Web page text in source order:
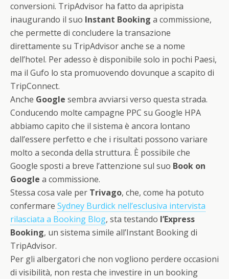
conversioni. TripAdvisor ha fatto da apripista
inaugurando il suo Instant Booking a commissione,
che permette di concludere la transazione
direttamente su TripAdvisor anche se a nome
dell’hotel. Per adesso è disponibile solo in pochi Paesi,
ma il Gufo lo sta promuovendo dovunque a scapito di
TripConnect.
Anche Google sembra avviarsi verso questa strada.
Conducendo molte campagne PPC su Google HPA
abbiamo capito che il sistema è ancora lontano
dall’essere perfetto e che i risultati possono variare
molto a seconda della struttura. È possibile che
Google sposti a breve l’attenzione sul suo Book on
Google a commissione.
Stessa cosa vale per Trivago, che, come ha potuto
confermare Sydney Burdick nell’esclusiva intervista
rilasciata a Booking Blog, sta testando l’Express
Booking, un sistema simile all’Instant Booking di
TripAdvisor.
Per gli albergatori che non vogliono perdere occasioni
di visibilità, non resta che investire in un booking